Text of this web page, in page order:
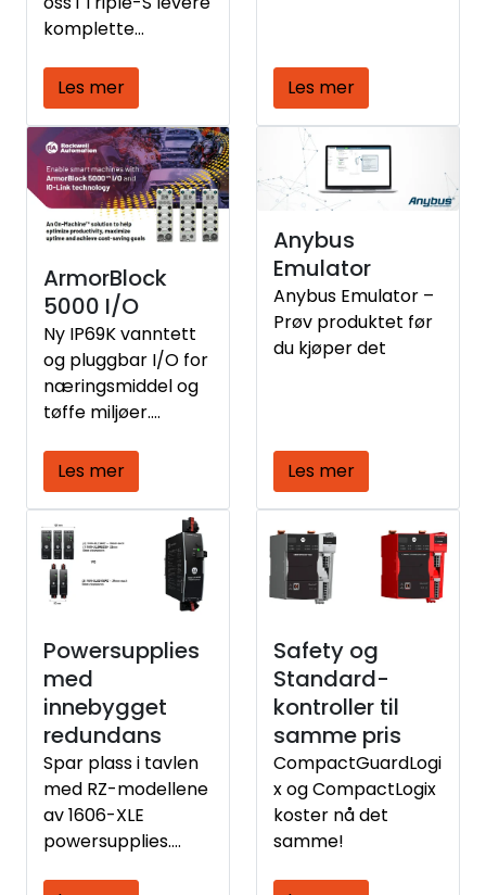
komplette
er som er tilpasset
din produksjon.
Palleteringsløsning
er som øker
produktiviteten, er
stabile, samt enkle
å håndtere er vi
gode på! Her viser
vi løsningsforslag
fra Festo, der
systemene er satt
sammen og
beregnet for din
applikasjon. Dette
sikrer dere optimal
drift og levetid.
Les mer Les mer
ArmorBlock
5000 I/O
Ny IP69K vanntett
og pluggbar I/O for
næringsmiddel og
tøffe miljøer.
med IO-Link klasse
A og B
Les mer
Anybus
Emulator
Anybus Emulator –
Prøv produktet før
du kjøper det
Les mer
Powersupplies
med
innebygget
redundans
Spar plass i tavlen
med RZ-modellene
av 1606-XLE
powersupplies.
Safety og
Standard-
kontroller til
samme pris
CompactGuardLogi
x og CompactLogix
koster nå det
samme!